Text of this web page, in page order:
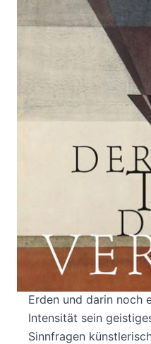
Verlag: Anaconda
Bibliografische Daten
Produktbeschreibung
Der antike römische
»Äneis«, durchlebt
Erden und darin noch
Intensität sein
Sinnfragen